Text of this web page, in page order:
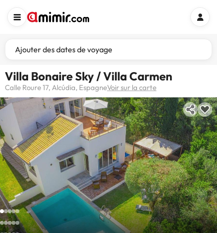
Ajouter des dates de voyage
Villa Bonaire Sky / Villa Carmen
Calle Roure 17, Alcúdia, EspagneVoir sur la carte